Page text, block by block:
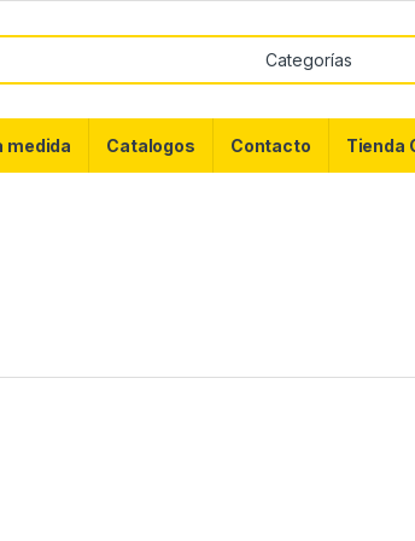
medida Catalogos Contacto Tienda